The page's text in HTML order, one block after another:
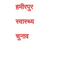
हमीरपुर
स्वास्थ्य
चुनाव